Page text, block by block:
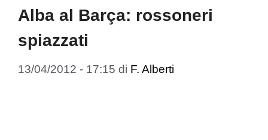
Alba al Barça: rossoneri
spiazzati
13/04/2012 - 17:15 di F. Alberti